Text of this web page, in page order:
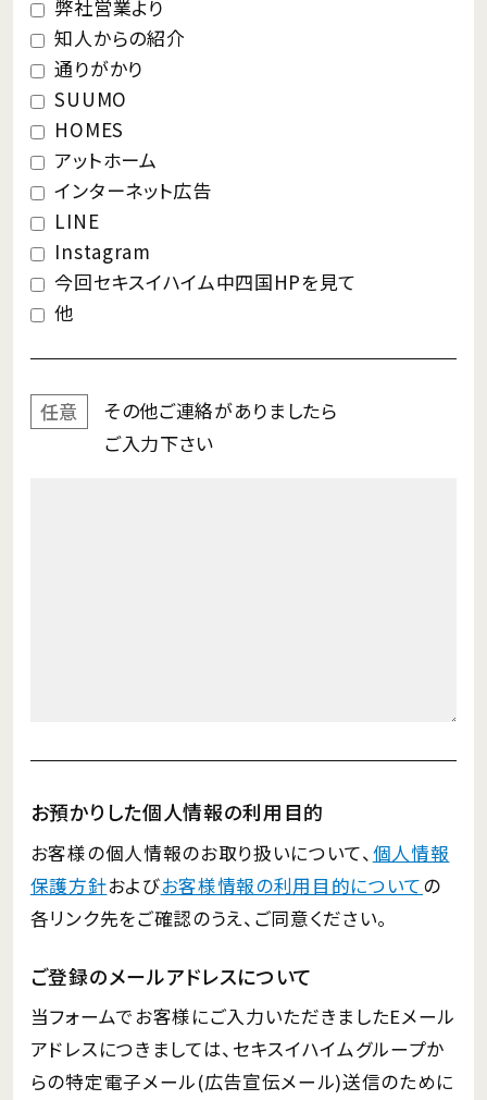
弊社営業より
知人からの紹介
通りがかり
SUUMO
HOMES
アットホーム
インターネット広告
LINE
Instagram
今回セキスイハイム中四国HPを見て
他
任意 その他ご連絡がありましたら
ご入力下さい
お預かりした個人情報の利用目的
お客様の個人情報のお取り扱いについて、 個人情報
保護方針およびお客様情報の利用目的についての
各リンク先をご確認のうえ、ご同意ください。
ご登録のメールアドレスについて
当フォームでお客様にご入力いただきましたEメール
アドレスにつきましては、セキスイハイムグループか
らの特定電子メール(広告宣伝メール)送信のために